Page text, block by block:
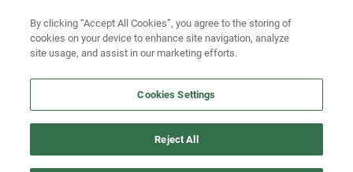
Ubicación
Encuentra el auto ideal para tu presupuesto
Simular plan a meses
AUTOS JAC SEI4 PRO AÑO 2023 AUTOMÁTICO
By clicking “Accept All Cookies”, you agree to the storing of
cookies on your device to enhance site navigation, analyze
site usage, and assist in our marketing efforts.
Cookies Settings
Reject All